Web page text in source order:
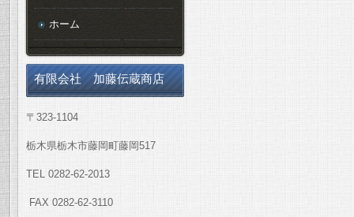
ホーム
有限会社 加藤伝蔵商店
〒323-1104
栃木県栃木市藤岡町藤岡517
TEL 0282-62-2013
FAX 0282-62-3110